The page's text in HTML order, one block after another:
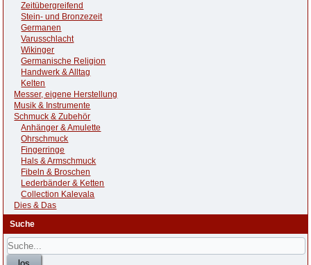
Zeitübergreifend
Stein- und Bronzezeit
Germanen
Varusschlacht
Wikinger
Germanische Religion
Handwerk & Alltag
Kelten
Messer, eigene Herstellung
Musik & Instrumente
Schmuck & Zubehör
Anhänger & Amulette
Ohrschmuck
Fingerringe
Hals & Armschmuck
Fibeln & Broschen
Lederbänder & Ketten
Collection Kalevala
Dies & Das
Suche